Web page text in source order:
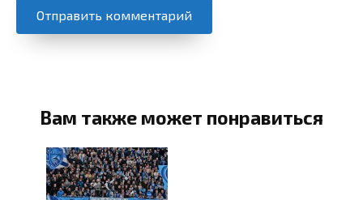
Вам также может понравиться